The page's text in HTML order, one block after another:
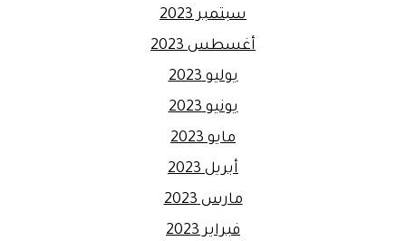
سبتمبر 2023
أغسطس 2023
يوليو 2023
يونيو 2023
مايو 2023
أبريل 2023
مارس 2023
فبراير 2023